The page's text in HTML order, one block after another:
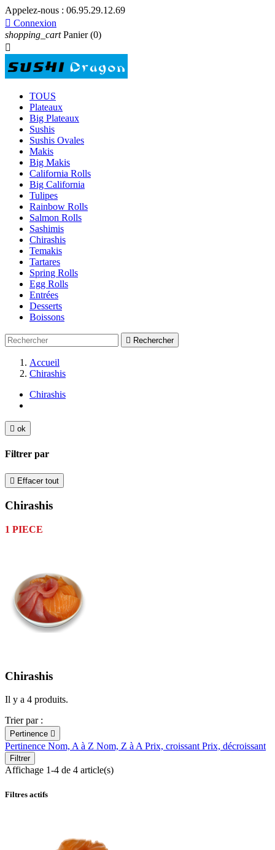
Appelez-nous : 06.95.29.12.69
 Connexion
shopping_cart Panier (0)

TOUS
Plateaux
Big Plateaux
Sushis
Sushis Ovales
Makis
Big Makis
California Rolls
Big California
Tulipes
Rainbow Rolls
Salmon Rolls
Sashimis
Chirashis
Temakis
Tartares
Spring Rolls
Egg Rolls
Entrées
Desserts
Boissons
 Rechercher
Accueil
Chirashis
Chirashis
 ok
Filtrer par
 Effacer tout
Chirashis
1 PIECE
Chirashis
Il y a 4 produits.
Trier par :
Pertinence 
Pertinence Nom, A à Z Nom, Z à APrix, croissantPrix, décroissant
Filtrer
Affichage 1-4 de 4 article(s)
Filtres actifs